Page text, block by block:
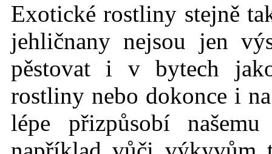
Exotické rostliny stejně
jehličnany nejsou jen
pěstovat i v bytech
rostliny nebo dokonce i
lépe přizpůsobí